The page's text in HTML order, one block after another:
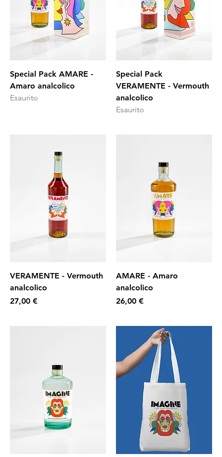
Special Pack AMARE -
Amaro analcolico
Esaurito
Special Pack
VERAMENTE - Vermouth
analcolico
Esaurito
VERAMENTE - Vermouth
analcolico
Prezzo
27,00 €
AMARE - Amaro
analcolico
Prezzo
26,00 €